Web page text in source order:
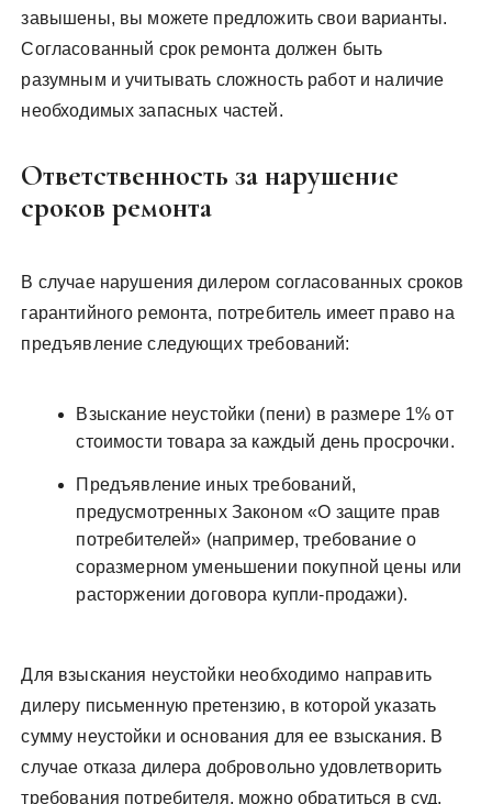
завышены, вы можете предложить свои варианты.
Согласованный срок ремонта должен быть
разумным и учитывать сложность работ и наличие
необходимых запасных частей.
Ответственность за нарушение
сроков ремонта
В случае нарушения дилером согласованных сроков
гарантийного ремонта, потребитель имеет право на
предъявление следующих требований:
Взыскание неустойки (пени) в размере 1% от
стоимости товара за каждый день просрочки.
Предъявление иных требований,
предусмотренных Законом «О защите прав
потребителей» (например, требование о
соразмерном уменьшении покупной цены или
расторжении договора купли-продажи).
Для взыскания неустойки необходимо направить
дилеру письменную претензию, в которой указать
сумму неустойки и основания для ее взыскания. В
случае отказа дилера добровольно удовлетворить
требования потребителя, можно обратиться в суд.